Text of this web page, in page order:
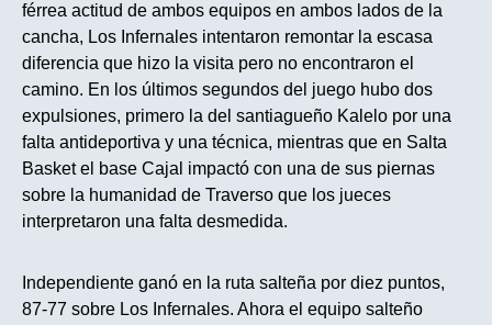
férrea actitud de ambos equipos en ambos lados de la
cancha, Los Infernales intentaron remontar la escasa
diferencia que hizo la visita pero no encontraron el
camino. En los últimos segundos del juego hubo dos
expulsiones, primero la del santiagueño Kalelo por una
falta antideportiva y una técnica, mientras que en Salta
Basket el base Cajal impactó con una de sus piernas
sobre la humanidad de Traverso que los jueces
interpretaron una falta desmedida.
Independiente ganó en la ruta salteña por diez puntos,
87-77 sobre Los Infernales. Ahora el equipo salteño